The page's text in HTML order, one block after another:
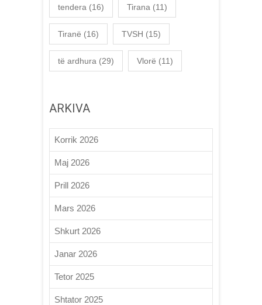
tendera (16) Tirana (11)
Tiranë (16) TVSH (15)
të ardhura (29) Vlorë (11)
ARKIVA
Korrik 2026
Maj 2026
Prill 2026
Mars 2026
Shkurt 2026
Janar 2026
Tetor 2025
Shtator 2025